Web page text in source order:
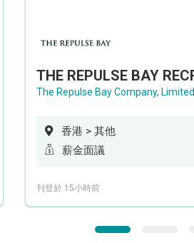
The Repulse Bay Company, Limited
香港 > 其他
薪金面議
刊登於 15小時前